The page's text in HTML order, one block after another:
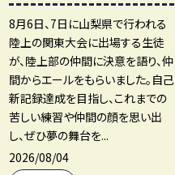
8月6日、7日に山梨県で行われる
陸上の関東大会に出場する生徒
が、陸上部の仲間に決意を語り、仲
間からエールをもらいました。自己
新記録達成を目指し、これまでの
苦しい練習や仲間の顔を思い出
し、ぜひ夢の舞台を...
2026/08/04